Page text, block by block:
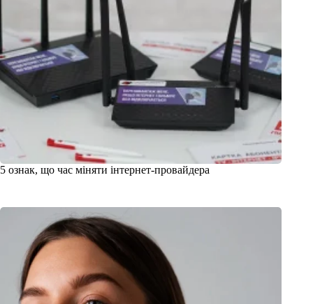
5 ознак, що час міняти інтернет-провайдера